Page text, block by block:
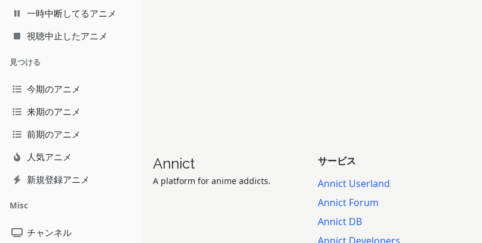
一時中断してるアニメ
視聴中止したアニメ
見つける
今期のアニメ
来期のアニメ
前期のアニメ
人気アニメ
新規登録アニメ
Misc
チャンネル
Annict
A platform for anime addicts.
サービス
Annict Userland
Annict Forum
Annict DB